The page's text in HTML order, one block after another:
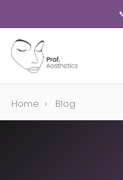
Home › Blog